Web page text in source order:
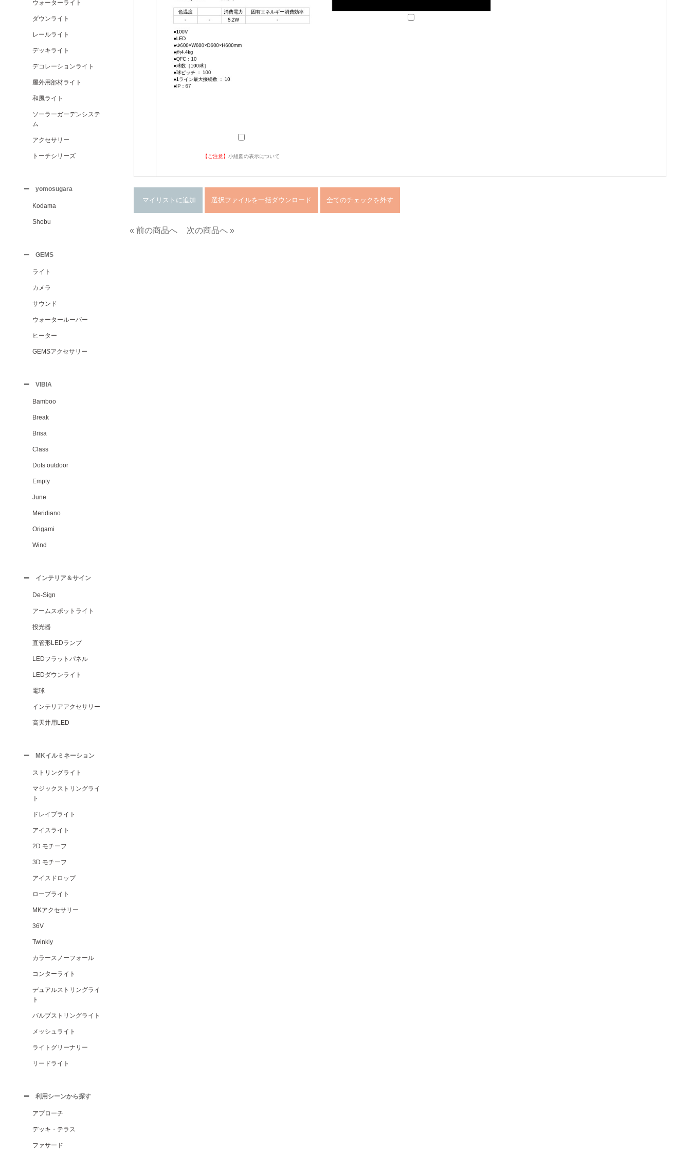
ウォーターライト
ダウンライト
レールライト
デッキライト
デコレーションライト
屋外用部材ライト
和風ライト
ソーラーガーデンシステ
ム
アクセサリー
トーチシリーズ
yomosugara
Kodama
Shobu
GEMS
ライト
カメラ
サウンド
ウォータールーバー
ヒーター
GEMSアクセサリー
VIBIA
Bamboo
Break
Brisa
Class
Dots outdoor
Empty
June
Meridiano
Origami
Wind
インテリア＆サイン
De-Sign
アームスポットライト
投光器
直管形LEDランプ
LEDフラットパネル
LEDダウンライト
電球
インテリアアクセサリー
高天井用LED
MKイルミネーション
ストリングライト
マジックストリングライ
ト
ドレイプライト
アイスライト
2D モチーフ
3D モチーフ
アイスドロップ
ロープライト
MKアクセサリー
36V
Twinkly
カラースノーフォール
コンターライト
デュアルストリングライ
ト
バルブストリングライト
メッシュライト
ライトグリーナリー
リードライト
利用シーンから探す
アプローチ
デッキ・テラス
ファサード
【ご注意】小組図の表示について
« 前の商品へ 次の商品へ »